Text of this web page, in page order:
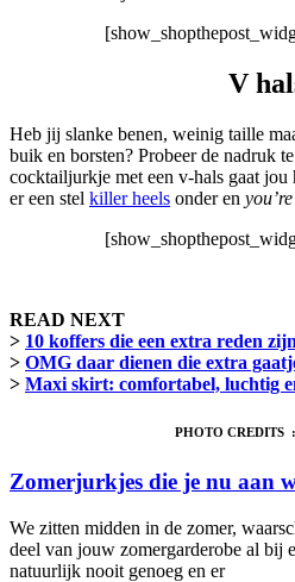
V
Heb jij slanke benen, weinig taille
buik en borsten? Probeer de nadruk
cocktailjurkje met een v-hals gaat jou
er een stel killer heels onder en
READ NEXT
> 10 koffers die een extra reden
> OMG daar dienen die extra
> Maxi skirt: comfortabel, luchtig
PHOTO CREDITS :
Zomerjurkjes die je nu aan
We zitten midden in de zomer,
deel van jouw zomergarderobe al bij
natuurlijk nooit genoeg en er